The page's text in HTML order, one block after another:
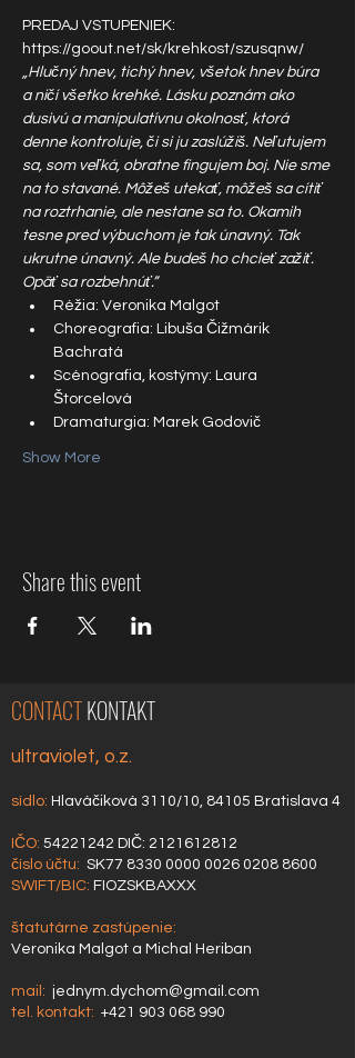
PREDAJ VSTUPENIEK:
https://goout.net/sk/krehkost/szusqnw/
„Hlučný hnev, tichý hnev, všetok hnev búra
a ničí všetko krehké. Lásku poznám ako
dusivú a manipulatívnu okolnosť, ktorá
denne kontroluje, či si ju zaslúžiš. Neľutujem
sa, som veľká, obratne fingujem boj. Nie sme
na to stavané. Môžeš utekať, môžeš sa cítiť
na roztrhanie, ale nestane sa to. Okamih
tesne pred výbuchom je tak únavný. Tak
ukrutne únavný. Ale budeš ho chcieť zažiť.
Opäť sa rozbehnúť.”
Réžia: Veronika Malgot
Choreografia: Libuša Čižmárik
Bachratá
Scénografia, kostýmy: Laura
Štorcelová
Dramaturgia: Marek Godovič
Show More
Share this event
CONTACTKONTAKT
ultraviolet, o.z.
sídlo: Hlaváčiková 3110/10, 84105 Bratislava 4
IČO: 54221242 DIČ: 2121612812
číslo účtu: SK77 8330 0000 0026 0208 8600
SWIFT/BIC: FIOZSKBAXXX
štatutárne zastúpenie:
Veronika Malgot a Michal Heriban
mail: jednym.dychom@gmail.com
tel. kontakt: +421 903 068 990